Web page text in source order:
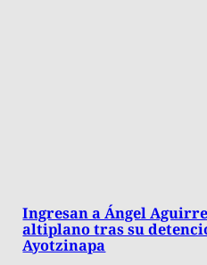
Ingresan a Ángel
altiplano tras su
Ayotzinapa